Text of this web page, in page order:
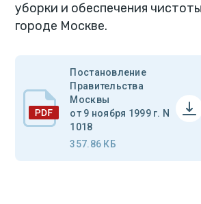
уборки и обеспечения
городе Москве.
Постановление
Правительства
Москвы
от 9 ноября 1999 г. N
1018
357.86 КБ